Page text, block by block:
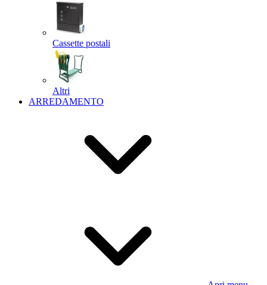
Cassette postali
Altri
ARREDAMENTO